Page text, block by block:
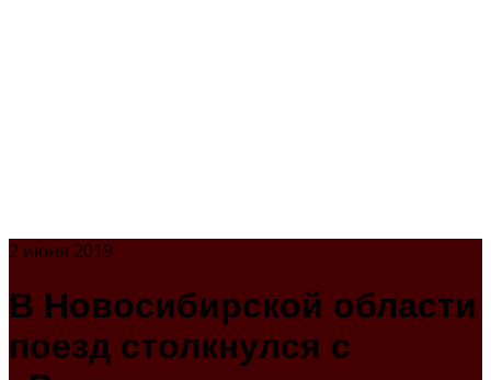
2 июня 2019
В Новосибирской области
поезд столкнулся с